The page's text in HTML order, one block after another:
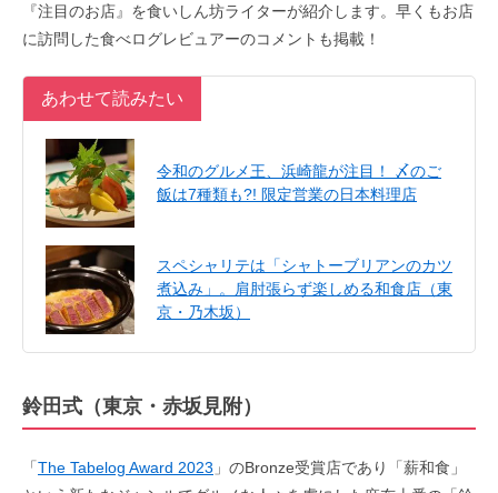
『注目のお店』を食いしん坊ライターが紹介します。早くもお店
に訪問した食べログレビュアーのコメントも掲載！
あわせて読みたい
令和のグルメ王、浜崎龍が注目！ 〆のご
飯は7種類も?! 限定営業の日本料理店
スペシャリテは「シャトーブリアンのカツ
煮込み」。肩肘張らず楽しめる和食店（東
京・乃木坂）
鈴田式（東京・赤坂見附）
「The Tabelog Award 2023 」のBronze受賞店であり「薪和食」